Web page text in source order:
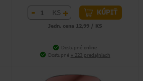
- KS + KÚPIŤ
Jedn. cena 12,99 / KS
Dostupné online
Dostupné v 223 predajniach